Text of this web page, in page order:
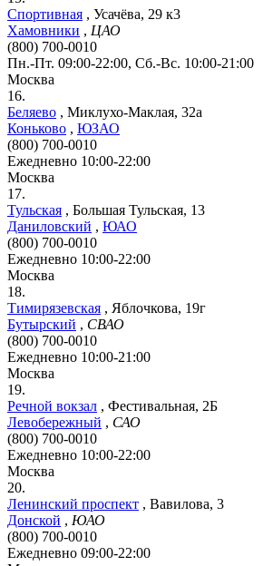
Спортивная , Усачёва, 29 к3
Хамовники , ЦАО
(800) 700-0010
Пн.-Пт. 09:00-22:00, Сб.-Вс. 10:00-21:00
Москва
16.
Беляево , Миклухо-Маклая, 32а
Коньково , ЮЗАО
(800) 700-0010
Ежедневно 10:00-22:00
Москва
17.
Тульская , Большая Тульская, 13
Даниловский , ЮАО
(800) 700-0010
Ежедневно 10:00-22:00
Москва
18.
Тимирязевская , Яблочкова, 19г
Бутырский , СВАО
(800) 700-0010
Ежедневно 10:00-21:00
Москва
19.
Речной вокзал , Фестивальная, 2Б
Левобережный , САО
(800) 700-0010
Ежедневно 10:00-22:00
Москва
20.
Ленинский проспект , Вавилова, 3
Донской , ЮАО
(800) 700-0010
Ежедневно 09:00-22:00